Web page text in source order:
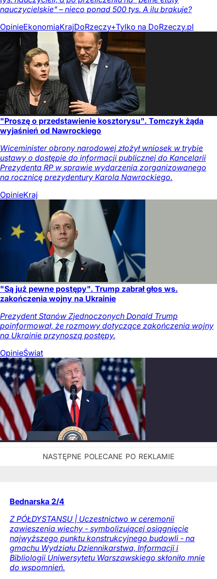
nauczycielskie" – nieco ponad 500 tys. A ilu brakuje?
OpinieEkonomiaKrajDoRzeczy+Tylko na DoRzeczy.pl
"Proszę o przedstawienie kosztorysu". Tomczyk żąda
wyjaśnień od Nawrockiego
Wiceminister obrony narodowej złożył wniosek w trybie
ustawy o dostępie do informacji publicznej do Kancelarii
Prezydenta RP w sprawie wydarzenia zorganizowanego
na rocznicę prezydentury Karola Nawrockiego.
OpinieKraj
"Są już pewne postępy". Trump zabrał głos ws.
zakończenia wojny na Ukrainie
Prezydent Stanów Zjednoczonych Donald Trump
poinformował, że rozmowy dotyczące zakończenia wojny
na Ukrainie przynoszą postępy.
OpinieŚwiat
Bednarska 2/4
Z PÓŁDYSTANSU | Uczestnictwo w ceremonii
zawieszenia wiechy - symbolizującej osiągnięcie
najwyższego punktu konstrukcyjnego budowli - na
gmachu Wydziału Dziennikarstwa, Informacji i
Bibliologii Uniwersytetu Warszawskiego skłoniło mnie
do wspomnień.